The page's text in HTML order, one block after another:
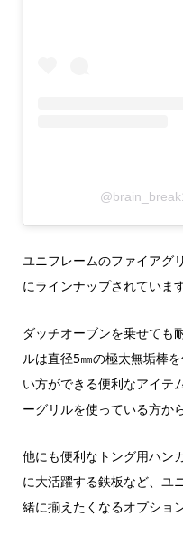
ユニフレームのファイアグ
にラインナップされています
ダッチオーブンを乗せても
ルは直径5㎜の極太無垢棒
い方ができる便利なアイテ
ーグリルを使っている方か
他にも便利なトング用ハン
に大活躍する鉄板など、ユ
緒に揃えたくなるオプショ